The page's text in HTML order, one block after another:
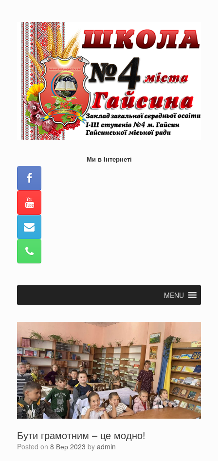
Ми в Інтернеті
MENU
Бути грамотним – це модно!
Posted on 8 Вер 2023 by admin